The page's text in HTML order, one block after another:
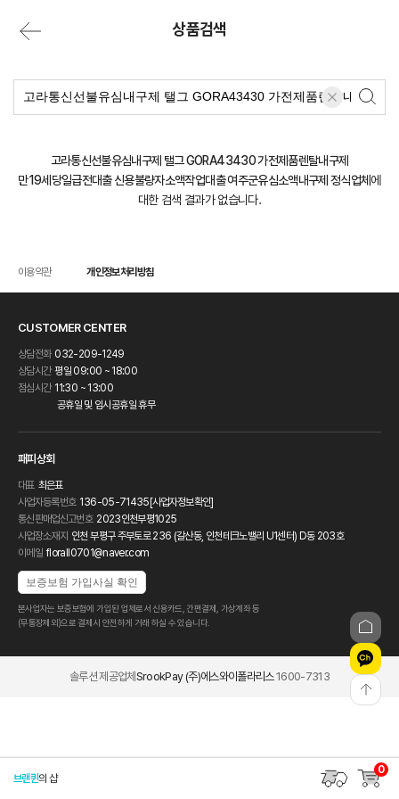
상품검색
고라통신선불유심내구제 탤그 GORA43430 가전제품렌탈내구제
만19세당일급전대출 신용불량자소액작업대출 여주군유심소액내구제 정식업체 에
대한 검색 결과가 없습니다.
이용약관 개인정보처리방침
CUSTOMER CENTER
상담전화 032-209-1249
상담시간 평일 09:00 ~ 18:00
점심시간 11:30 ~ 13:00
공휴일 및 임시공휴일 휴무
패피상회
대표 최은표
사업자등록번호 136-05-71435 [사업자정보확인]
통신판매업신고번호 2023인천부평1025
사업장소재지 인천 부평구 주부토로 236 (갈산동, 인천테크노밸리 U1센터) D동 203호
이메일 florall0701@naver.com
보증보험 가입사실 확인
본사업자는 보증보험에 가입된 업체로서 신용카드, 간편결제, 가상계좌 등
(무통장제외)으로 결제시 안전하게 거래 하실 수 있습니다.
솔루션 제공업체 SrookPay (주)에스와이폴라리스1600-7313
브랜퀸의 샵
0